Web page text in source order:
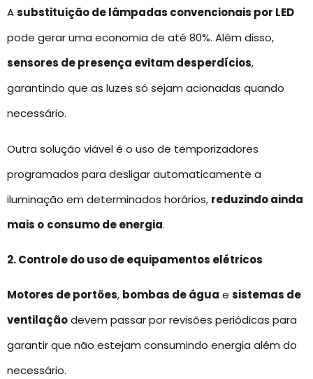
Asubstituição de lâmpadas convencionais por LED
pode gerar uma economia de até 80%. Além disso,
sensores de presença evitam desperdícios,
garantindo que as luzes só sejam acionadas quando
necessário.
Outra solução viável é o uso de temporizadores
programados para desligar automaticamente a
iluminação em determinados horários, reduzindo ainda
mais o consumo de energia.
2. Controle do uso de equipamentos elétricos
Motores de portões, bombas de água e sistemas de
ventilaçãodevem passar por revisões periódicas para
garantir que não estejam consumindo energia além do
necessário.